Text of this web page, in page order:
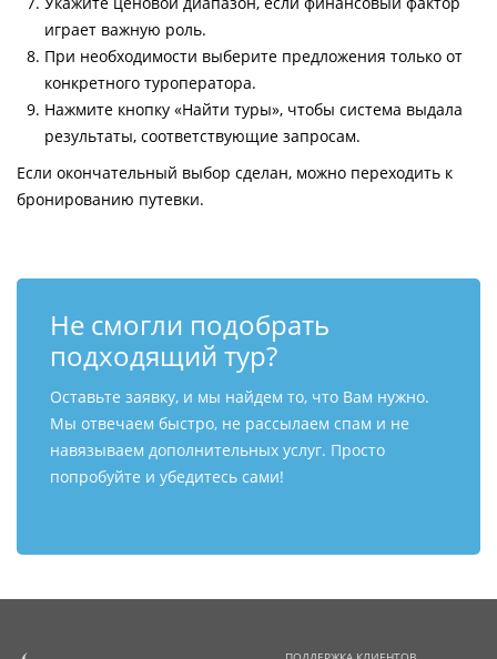
играет важную роль.
При необходимости выберите предложения только от
конкретного туроператора.
Нажмите кнопку «Найти туры», чтобы система выдала
результаты, соответствующие запросам.
Если окончательный выбор сделан, можно переходить к
бронированию путевки.
Не смогли подобрать
подходящий тур?
Оставьте заявку, и мы найдем то, что Вам нужно.
Мы отвечаем быстро, не рассылаем спам и не
навязываем дополнительных услуг. Просто
попробуйте и убедитесь сами!